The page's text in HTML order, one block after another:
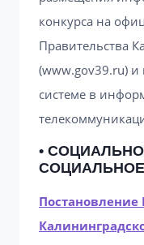
конкурса на
Правительства
(www.gov39.ru)
системе в
•
Постановление